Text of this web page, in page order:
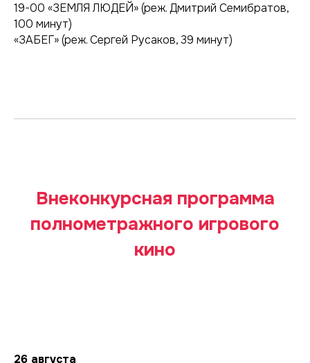
19-00 «ЗЕМЛЯ ЛЮДЕЙ» (реж. Дмитрий Семибратов,
100 минут)
«ЗАБЕГ» (реж. Сергей Русаков, 39 минут)
Внеконкурсная программа
полнометражного игрового
кино
26 августа